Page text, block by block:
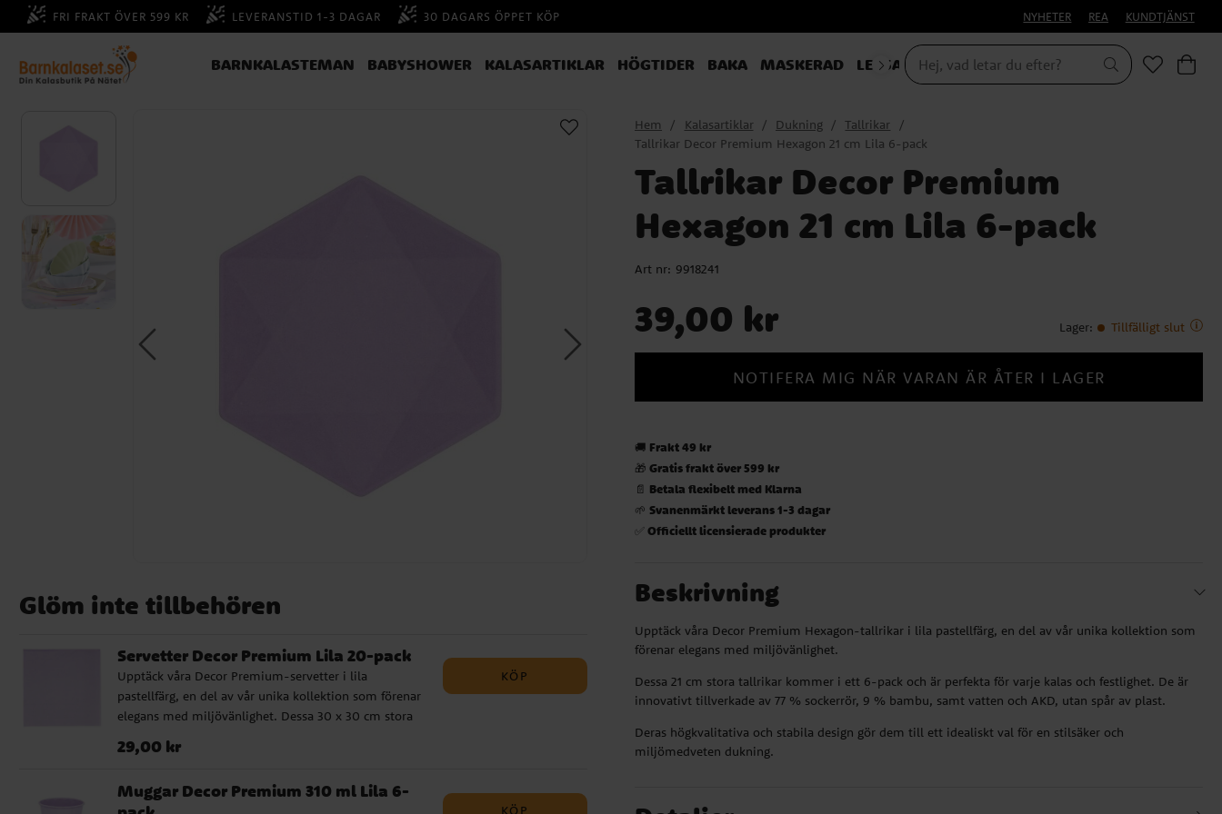
FRI FRAKT ÖVER 599 KR LEVERANSTID 1-3 DAGAR 30 DAGARS ÖPPET KÖP NYHETER REA KUNDTJÄNST
BARNKALASTEMAN BABYSHOWER KALASARTIKLAR HÖGTIDER BAKA MASKERAD LEKSAKER & PRESENTER
Glöm inte tillbehören
Servetter Decor Premium Lila 20-pack
Upptäck våra Decor Premium-servetter i lila
pastellfärg, en del av vår unika kollektion som förenar
elegans med miljövänlighet. Dessa 30 x 30 cm stora
festlighet.
Pris :29,00 kr
29,00 kr
KÖP
Muggar Decor Premium 310 ml Lila 6-
KÖP
Hem Kalasartiklar Dukning
Tallrikar
Tallrikar Decor Premium Hexagon 21 cm Lila 6-pack
Tallrikar Decor Premium
Hexagon 21 cm Lila 6-pack
Art nr: 9918241
39,00 kr Lager: Tillfälligt slut
NOTIFERA MIG NÄR VARAN ÄR ÅTER I LAGER
🚚 Frakt 49 kr
🎁Gratis frakt över 599 kr
📄 Betala flexibelt med Klarna
🌱Svanenmärkt leverans 1-3 dagar
✅Officiellt licensierade produkter
Beskrivning
Upptäck våra Decor Premium Hexagon-tallrikar i lila pastellfärg, en del av vår unika kollektion som
förenar elegans med miljövänlighet.
Dessa 21 cm stora tallrikar kommer i ett 6-pack och är perfekta för varje kalas och festlighet. De är
innovativt tillverkade av 77 % sockerrör, 9 % bambu, samt vatten och AKD, utan spår av plast.
Deras högkvalitativa och stabila design gör dem till ett idealiskt val för en stilsäker och
miljömedveten dukning.